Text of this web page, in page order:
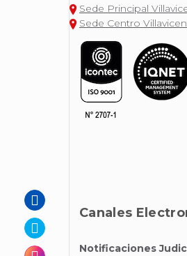
Sede Principal
Sede Centro
Canales
Notificaciones